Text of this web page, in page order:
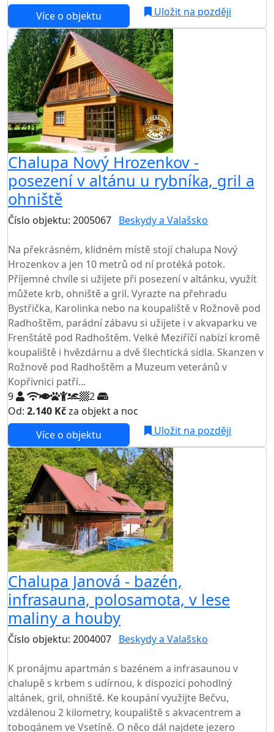
Více o objektu
Uložit na později
Chalupa Nový Hrozenkov -
posezení v altánu u rybníka, gril a
ohniště
Číslo objektu: 2005067 Beskydy a Valašsko
Na překrásném, klidném místě stojí chalupa Nový
Hrozenkov a jen 10 metrů od ní protéká potok.
Příjemné chvíle si užijete při posezení v altánku, využít
můžete krb, ohniště a gril. Vyrazte na přehradu
Bystřička, Karolinka nebo na koupaliště v Rožnově pod
Radhoštěm, parádní zábavu si užijete i v akvaparku ve
Frenštátě pod Radhoštěm. Velké Meziříčí nabízí kromě
koupaliště i hvězdárnu a dvě šlechtická sídla. Skanzen v
Rožnově pod Radhoštěm a Muzeum veteránů v
Kopřivnici patří...
9
2
Od: 2.140 Kčza objekt a noc
Více o objektu
Uložit na později
Chalupa Janová - bazén,
infrasauna, polosamota, v lese
maliny a houby
Číslo objektu: 2004007 Beskydy a Valašsko
K pronájmu apartmán s bazénem a infrasaunou v
chalupě s krbem s udírnou, k dispozici pohodlný
altánek, gril, ohniště. Ke koupání využijte Bečvu,
vzdálenou 2 kilometry, koupaliště s akvacentrem a
tobogánem ve Vsetíně. O něco dál najdete jezero